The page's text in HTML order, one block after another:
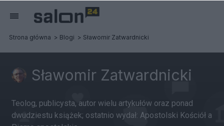
Strona główna Blogi Sławomir Zatwardnicki
Sławomir Zatwardnicki
Teolog, publicysta, autor wielu artykułów oraz ponad
dwudziestu książek; ostatnio wydał: Apostolski Kościół a